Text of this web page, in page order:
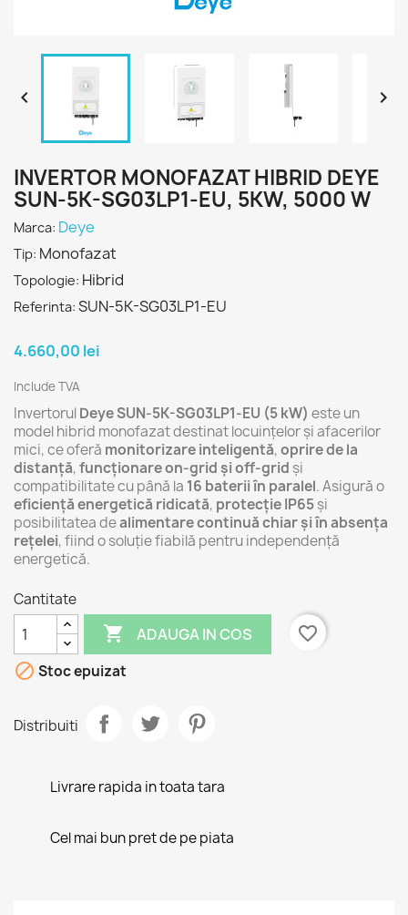
 
INVERTOR MONOFAZAT HIBRID DEYE
SUN-5K-SG03LP1-EU, 5KW, 5000 W
Marca: Deye
Tip: Monofazat
Topologie: Hibrid
Referinta: SUN-5K-SG03LP1-EU
4.660,00 lei
Include TVA
InvertorulDeye SUN-5K-SG03LP1-EU (5 kW) este un
model hibrid monofazat destinat locuințelor și afacerilor
mici, ce oferă monitorizare inteligentă,oprire de la
distanță,funcționare on-grid și off-grid și
compatibilitate cu până la 16 baterii în paralel. Asigură o
eficiență energetică ridicată, protecție IP65și
posibilitatea dealimentare continuă chiar și în absența
rețelei, fiind o soluție fiabilă pentru independență
energetică.
Cantitate
 ADAUGA IN COS
favorite_border
 Stoc epuizat
Distribuiti
Livrare rapida in toata tara
Cel mai bun pret de pe piata